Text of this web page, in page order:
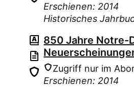
Erschienen: 2014
Historisches
850 Jahre Notre-
Zugriff nur im
Erschienen: 2014